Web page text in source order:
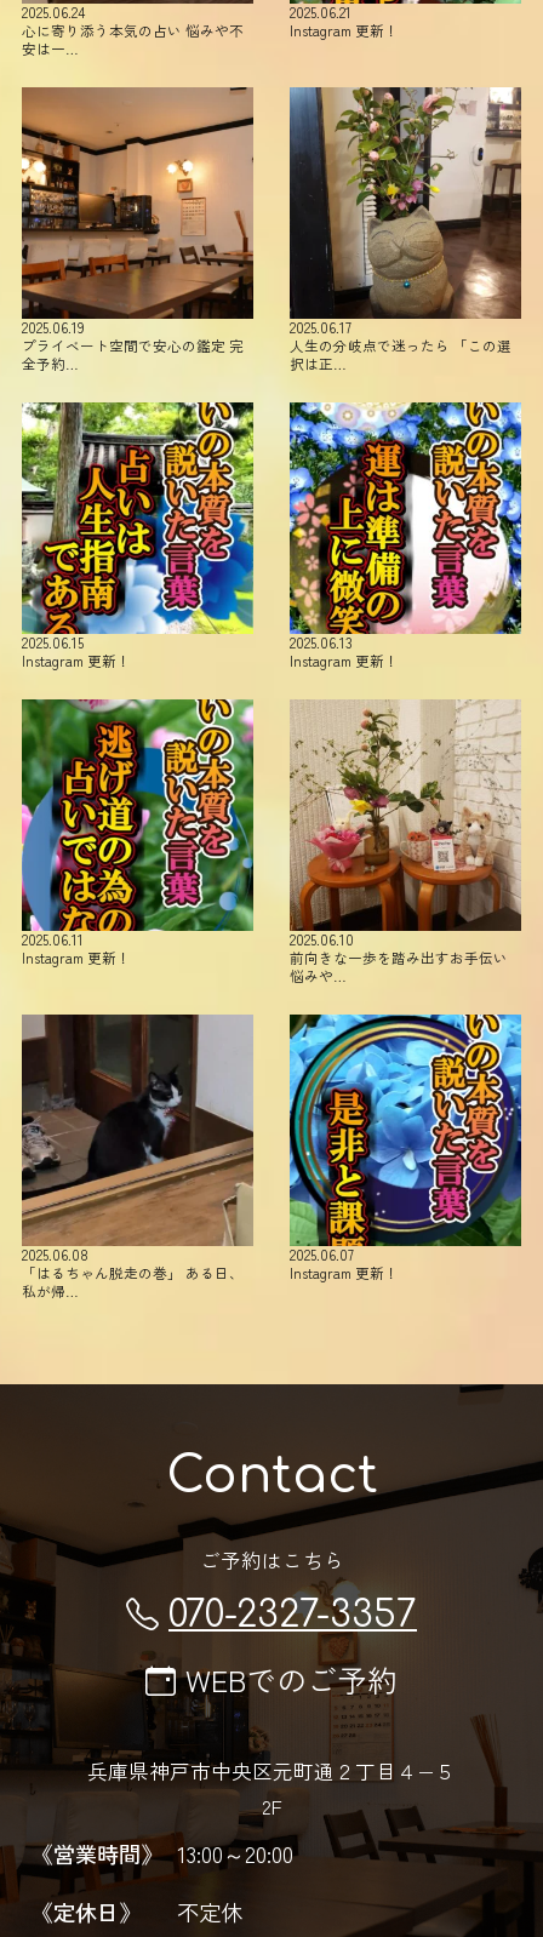
2025.06.24
心に寄り添う本気の占い 悩みや不
安は一…
2025.06.21
Instagram 更新！
2025.06.19
プライベート空間で安心の鑑定 完
全予約…
2025.06.17
人生の分岐点で迷ったら 「この選
択は正…
2025.06.15
Instagram 更新！
2025.06.13
Instagram 更新！
2025.06.11
Instagram 更新！
2025.06.10
前向きな一歩を踏み出すお手伝い
悩みや…
2025.06.08
「はるちゃん脱走の巻」 ある日、
私が帰…
2025.06.07
Instagram 更新！
Contact
ご予約はこちら
070-2327-3357
WEBでのご予約
兵庫県神戸市中央区元町通２丁目４−５
2F
《営業時間》 13:00～20:00
《定休日》
不定休